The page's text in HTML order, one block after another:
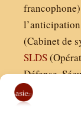
francophone)
(Cabinet de
SLDS
Défense,